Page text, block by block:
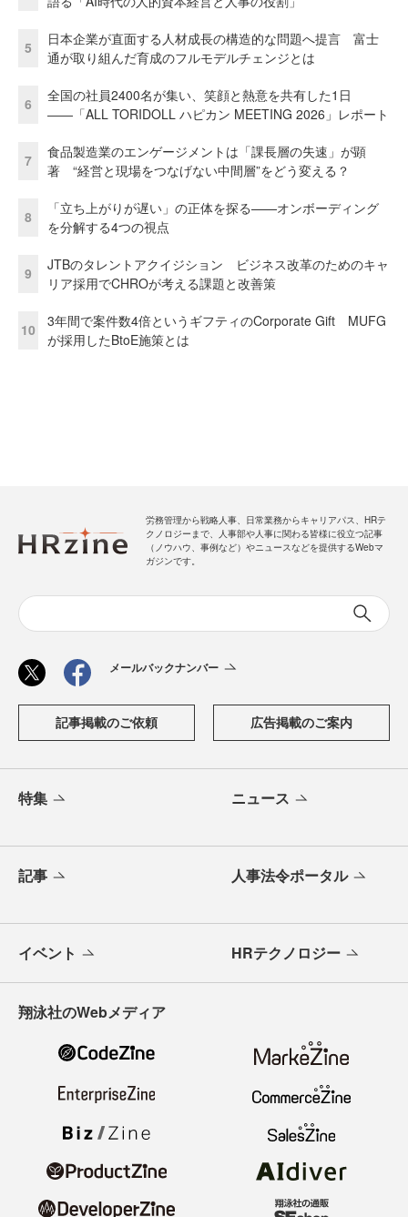
5
日本企業が直面する人材成長の構造的な問題へ提言 富士
通が取り組んだ育成のフルモデルチェンジとは
6
全国の社員2400名が集い、笑顔と熱意を共有した1日
――「ALL TORIDOLL ハピカン MEETING 2026」レポート
7
食品製造業のエンゲージメントは「課長層の失速」が顕
著 “経営と現場をつなげない中間層”をどう変える？
8
「立ち上がりが遅い」の正体を探る——オンボーディング
を分解する4つの視点
9
JTBのタレントアクイジション ビジネス改革のためのキャ
リア採用でCHROが考える課題と改善策
10
3年間で案件数4倍というギフティのCorporate Gift MUFG
が採用したBtoE施策とは
労務管理から戦略人事、日常業務からキャリアパス、HRテ
クノロジーまで、人事部や人事に関わる皆様に役立つ記事
（ノウハウ、事例など）やニュースなどを提供するWebマ
ガジンです。
メールバックナンバー
記事掲載のご依頼 広告掲載のご案内
特集 ニュース
記事 人事法令ポータル
イベント HRテクノロジー
翔泳社のWebメディア